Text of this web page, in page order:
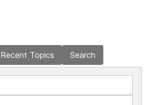
Recent Topics Search